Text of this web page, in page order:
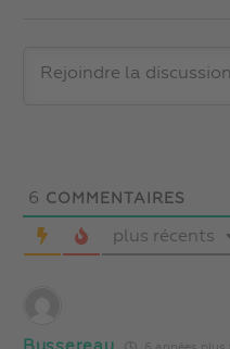
6 COMMENTAIRES
plus récents